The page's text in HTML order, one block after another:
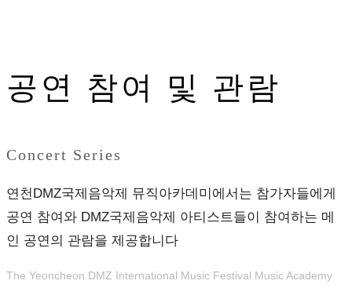
공연 참여 및 관람
Concert Series
연천DMZ국제음악제 뮤직아카데미에서는 참가자들에게
공연 참여와 DMZ국제음악제 아티스트들이 참여하는 메
인 공연의 관람을 제공합니다
The Yeoncheon DMZ International Music Festival Music Academy